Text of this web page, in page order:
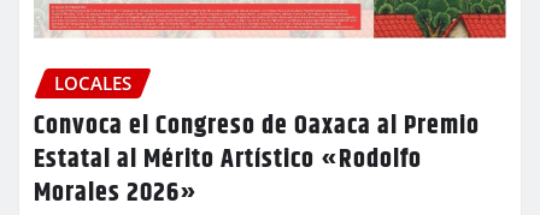
LOCALES
Convoca el Congreso de Oaxaca al Premio
Estatal al Mérito Artístico «Rodolfo
Morales 2026»